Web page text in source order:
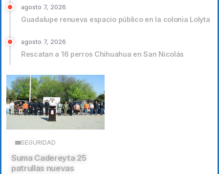
agosto 7, 2026
Guadalupe renueva espacio público en la colonia Lolyta
agosto 7, 2026
Rescatan a 16 perros Chihuahua en San Nicolás
SEGURIDAD
Suma Cadereyta 25
patrullas nuevas